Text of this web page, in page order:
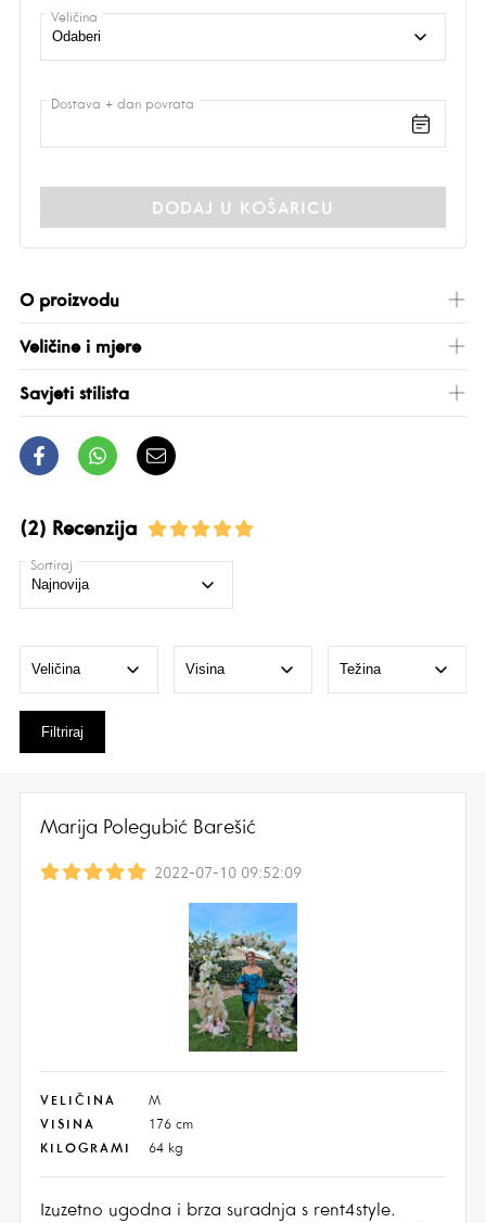
Veličina
Dostava + dan povrata
DODAJ U KOŠARICU
O proizvodu
Veličine i mjere
Savjeti stilista
(2) Recenzija
Sortiraj
Filtriraj
VELIČINA
M
VISINA
176 cm
KILOGRAMI
64 kg
Izuzetno ugodna i brza suradnja s rent4style.
Marija Polegubić Barešić
2022-07-10 09:52:09